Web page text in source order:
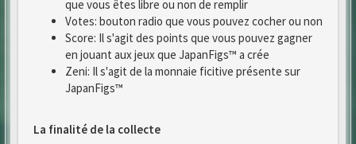
que vous êtes libre ou non de remplir
Votes: bouton radio que vous pouvez cocher ou non
Score: Il s'agit des points que vous pouvez gagner
en jouant aux jeux que JapanFigs™ a crée
Zeni: Il s'agit de la monnaie ficitive présente sur
JapanFigs™
La finalité de la collecte